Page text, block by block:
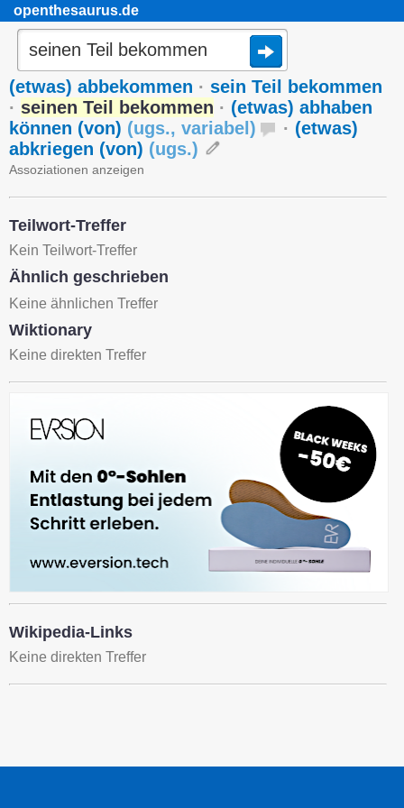
openthesaurus.de
(etwas) abbekommen · sein Teil bekommen
· seinen Teil bekommen · (etwas) abhaben
können (von) (ugs., variabel ) · (etwas)
abkriegen (von) (ugs.)
Assoziationen anzeigen
Teilwort-Treffer
Kein Teilwort-Treffer
Ähnlich geschrieben
Keine ähnlichen Treffer
Wiktionary
Keine direkten Treffer
Wikipedia-Links
Keine direkten Treffer